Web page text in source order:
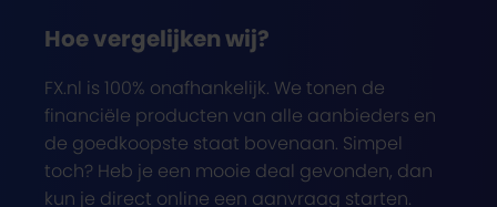
Hoe vergelijken wij?
FX.nl is 100% onafhankelijk. We tonen de
financiële producten van alle aanbieders en
de goedkoopste staat bovenaan. Simpel
toch? Heb je een mooie deal gevonden, dan
kun je direct online een aanvraag starten.